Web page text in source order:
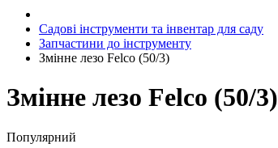
Садові інструменти та інвентар для саду
Запчастини до інструменту
Змінне лезо Felco (50/3)
Змінне лезо Felco (50/3)
Популярний